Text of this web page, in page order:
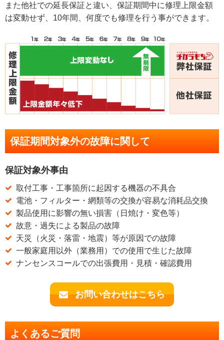
また他社での延長保証と違い、保証期間中に修理上限金額
は変動せず、10年間、何度でも修理を行う事ができます。
保証期間対象外の故障に関して
保証対象外事由
取付工事・工事箇所に起因する機器の不具合
電池・フィルター・網類等の交換が容易な消耗品交換
製品使用に影響の無い損害（日焼け・変色等）
故意・過失による製品の故障
天災（火災・落雷・地震）等が原因での故障
一般家庭用以外（業務用）での使用で生じた故障
ナンセンスコールでの出張費用・見積・確認費用
お問い合わせはこちら
よくあるご質問